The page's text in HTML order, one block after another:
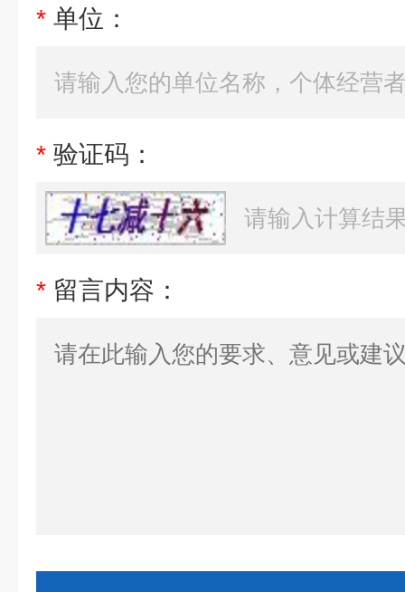
* 单位：
* 验证码：
* 留言内容：